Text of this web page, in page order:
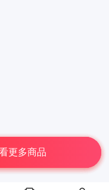
限公司版权所有
更多商品